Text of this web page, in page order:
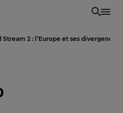
Stream 2 : l’Europe et ses